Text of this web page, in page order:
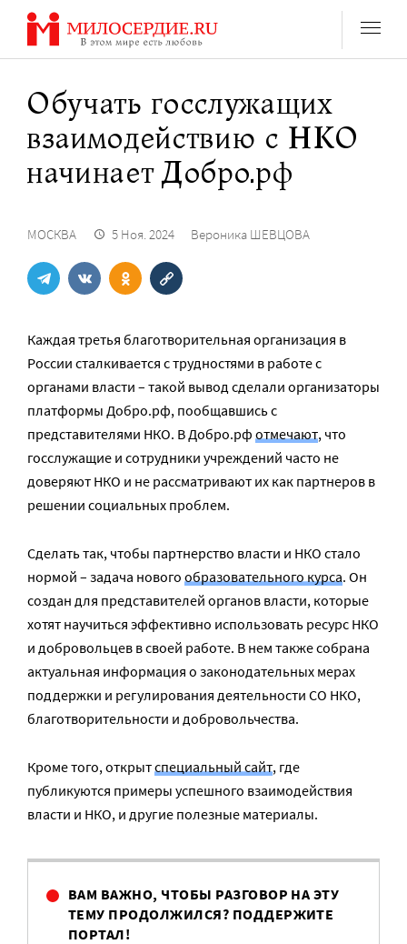
Перейти
содержанию
Обучать госслужащих
взаимодействию с НКО
начинает Добро.рф
МОСКВА 5 Ноя. 2024 Вероника ШЕВЦОВА
Каждая третья благотворительная организация в
России сталкивается с трудностями в работе с
органами власти – такой вывод сделали организаторы
платформы Добро.рф, пообщавшись с
представителями НКО. В Добро.рф отмечают, что
госслужащие и сотрудники учреждений часто не
доверяют НКО и не рассматривают их как партнеров в
решении социальных проблем.
Сделать так, чтобы партнерство власти и НКО стало
нормой – задача нового образовательного курса. Он
создан для представителей органов власти, которые
хотят научиться эффективно использовать ресурс НКО
и добровольцев в своей работе. В нем также собрана
актуальная информация о законодательных мерах
поддержки и регулирования деятельности СО НКО,
благотворительности и добровольчества.
Кроме того, открытспециальный сайт, где
публикуются примеры успешного взаимодействия
власти и НКО, и другие полезные материалы.
ВАМ ВАЖНО, ЧТОБЫ РАЗГОВОР НА ЭТУ
ТЕМУ ПРОДОЛЖИЛСЯ? ПОДДЕРЖИТЕ
ПОРТАЛ!